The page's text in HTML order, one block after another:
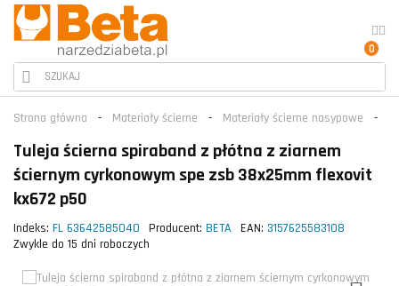
0
Strona główna Materiały ścierne Materiały ścierne nasypowe
Tuleja ścierna spiraband z płótna z ziarnem
ściernym cyrkonowym spe zsb 38x25mm flexovit
kx672 p50
Indeks: FL 63642585040 Producent: BETA EAN: 3157625583108
Zwykle do 15 dni roboczych